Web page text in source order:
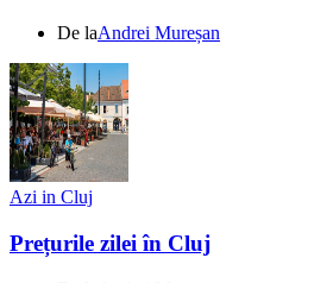
De laAndrei Mureșan
Azi in Cluj
Prețurile zilei în Cluj